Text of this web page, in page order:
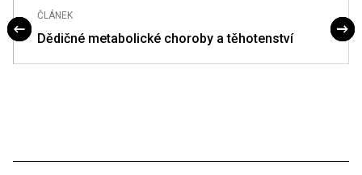
ČLÁNEK
Dědičné metabolické choroby a těhotenství